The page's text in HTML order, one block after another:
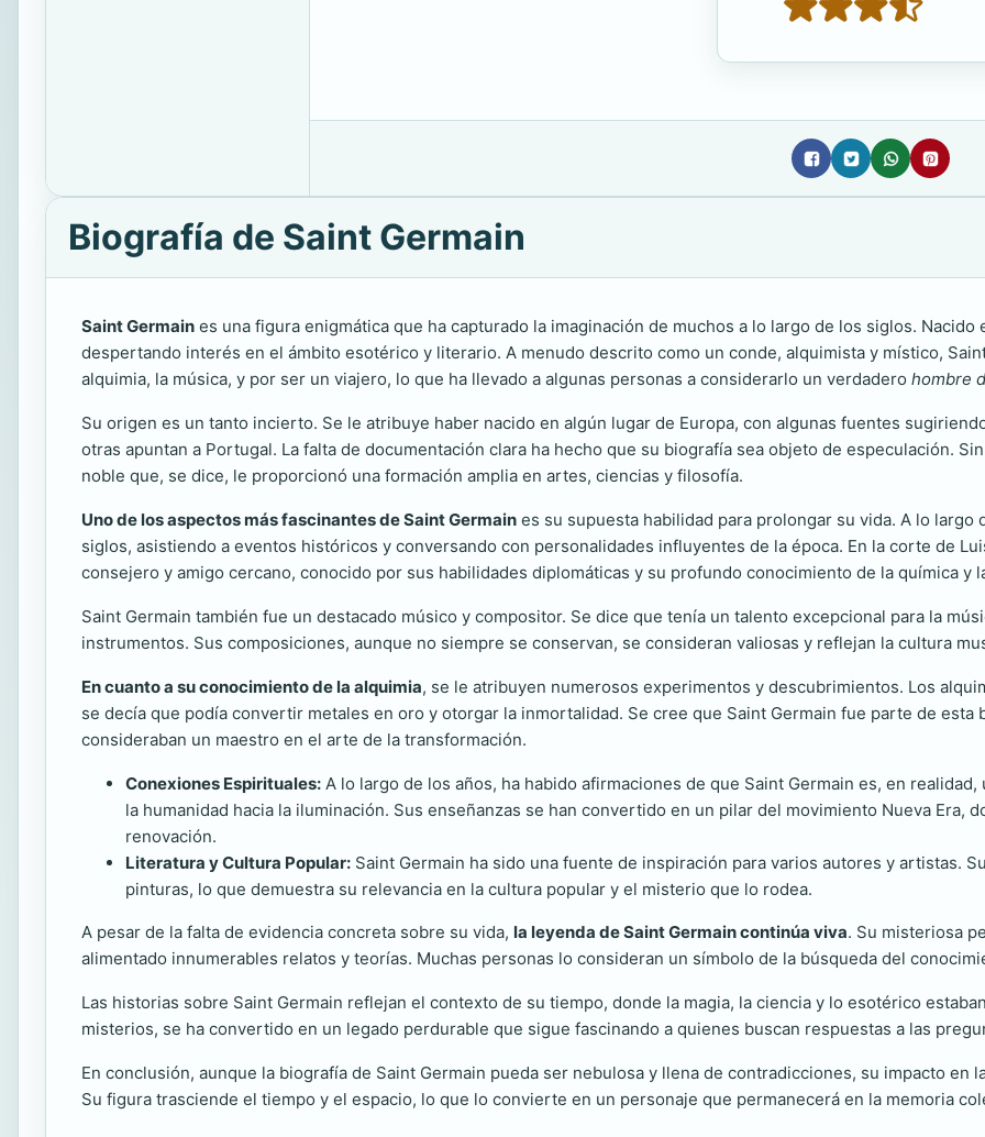
Biografía de Saint Germain
Saint Germain es una figura enigmática que ha capturado la imaginación de muchos a lo largo de los siglos.
despertando interés en el ámbito esotérico y literario. A menudo descrito como un conde, alquimista y místico,
alquimia, la música, y por ser un viajero, lo que ha llevado a algunas personas a considerarlo un verdadero hombre
Su origen es un tanto incierto. Se le atribuye haber nacido en algún lugar de Europa, con algunas fuentes
otras apuntan a Portugal. La falta de documentación clara ha hecho que su biografía sea objeto de especulación.
noble que, se dice, le proporcionó una formación amplia en artes, ciencias y filosofía.
Uno de los aspectos más fascinantes de Saint Germain es su supuesta habilidad para prolongar su vida. A lo
siglos, asistiendo a eventos históricos y conversando con personalidades influyentes de la época. En la corte de
consejero y amigo cercano, conocido por sus habilidades diplomáticas y su profundo conocimiento de la química y
Saint Germain también fue un destacado músico y compositor. Se dice que tenía un talento excepcional para la
instrumentos. Sus composiciones, aunque no siempre se conservan, se consideran valiosas y reflejan la cultura
En cuanto a su conocimiento de la alquimia, se le atribuyen numerosos experimentos y descubrimientos. Los
se decía que podía convertir metales en oro y otorgar la inmortalidad. Se cree que Saint Germain fue parte de
consideraban un maestro en el arte de la transformación.
Conexiones Espirituales: A lo largo de los años, ha habido afirmaciones de que Saint Germain es, en
la humanidad hacia la iluminación. Sus enseñanzas se han convertido en un pilar del movimiento Nueva Era,
renovación.
Literatura y Cultura Popular: Saint Germain ha sido una fuente de inspiración para varios autores y artistas.
pinturas, lo que demuestra su relevancia en la cultura popular y el misterio que lo rodea.
A pesar de la falta de evidencia concreta sobre su vida, la leyenda de Saint Germain continúa viva. Su misteriosa
alimentado innumerables relatos y teorías. Muchas personas lo consideran un símbolo de la búsqueda del
Las historias sobre Saint Germain reflejan el contexto de su tiempo, donde la magia, la ciencia y lo esotérico
misterios, se ha convertido en un legado perdurable que sigue fascinando a quienes buscan respuestas a las
En conclusión, aunque la biografía de Saint Germain pueda ser nebulosa y llena de contradicciones, su impacto
Su figura trasciende el tiempo y el espacio, lo que lo convierte en un personaje que permanecerá en la memoria